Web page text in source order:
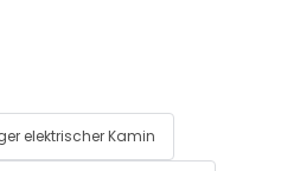
elektrischer Kamin